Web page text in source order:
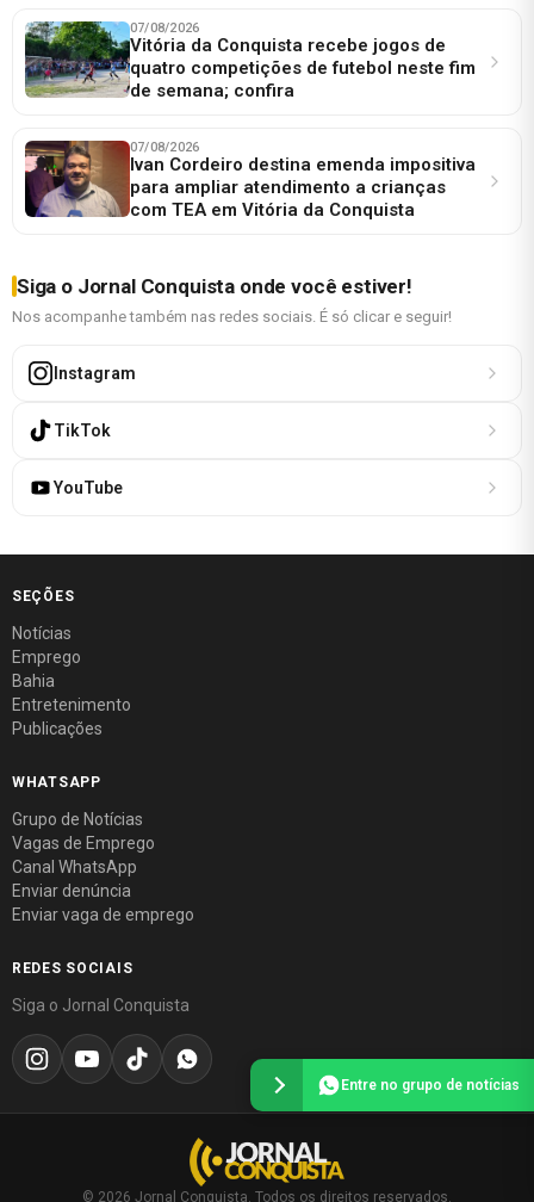
07/08/2026
Vitória da Conquista recebe jogos de
quatro competições de futebol neste fim
de semana; confira
07/08/2026
Ivan Cordeiro destina emenda impositiva
para ampliar atendimento a crianças
com TEA em Vitória da Conquista
Siga o Jornal Conquista onde você estiver!
Nos acompanhe também nas redes sociais. É só clicar e seguir!
Instagram
TikTok
YouTube
SEÇÕES
Notícias
Emprego
Bahia
Entretenimento
Publicações
WHATSAPP
Grupo de Notícias
Vagas de Emprego
Canal WhatsApp
Enviar denúncia
Enviar vaga de emprego
REDES SOCIAIS
Siga o Jornal Conquista
© 2026 Jornal Conquista. Todos os direitos reservados.
Entre no grupo de notícias